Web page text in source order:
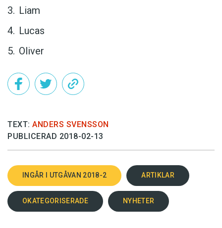
Liam
Lucas
Oliver
TEXT: ANDERS SVENSSON
PUBLICERAD 2018-02-13
INGÅR I UTGÅVAN 2018-2 ARTIKLAR
OKATEGORISERADE NYHETER